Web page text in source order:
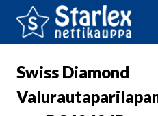
Swiss Diamond